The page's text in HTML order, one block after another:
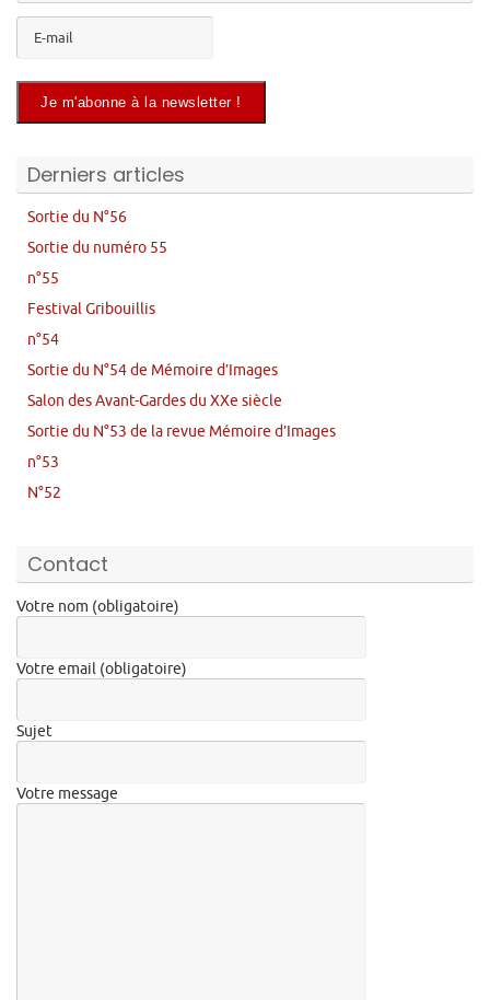
Derniers articles
Sortie du N°56
Sortie du numéro 55
n°55
Festival Gribouillis
n°54
Sortie du N°54 de Mémoire d’Images
Salon des Avant-Gardes du XXe siècle
Sortie du N°53 de la revue Mémoire d’Images
n°53
N°52
Contact
Votre nom (obligatoire)
Votre email (obligatoire)
Sujet
Votre message